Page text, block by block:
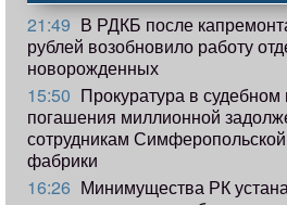
21:49 В РДКБ после
рублей возобновило работу
новорожденных
15:50 Прокуратура в
погашения миллионной
сотрудникам
фабрики
16:26 Минимущества РК